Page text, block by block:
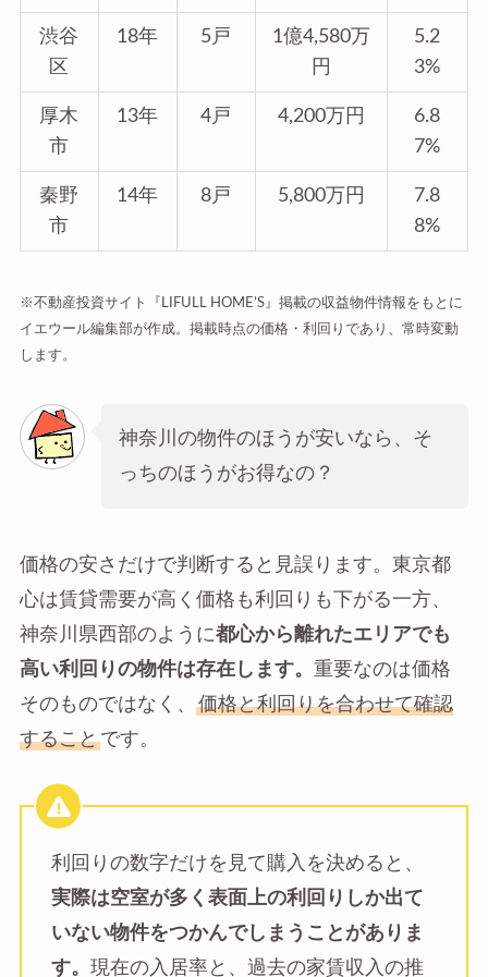
渋谷
区
18年 5戸
1億4,580万
円
5.2
3%
厚木
市
13年 4戸 4,200万円
6.8
7%
秦野
市
14年 8戸 5,800万円
7.8
8%
※不動産投資サイト『LIFULL HOME’S』掲載の収益物件情報をもとに
イエウール編集部が作成。掲載時点の価格・利回りであり、常時変動
します。
神奈川の物件のほうが安いなら、そ
っちのほうがお得なの？
価格の安さだけで判断すると見誤ります。東京都
心は賃貸需要が高く価格も利回りも下がる一方、
神奈川県西部のように都心から離れたエリアでも
高い利回りの物件は存在します。 重要なのは価格
そのものではなく、
価格と利回りを合わせて確認
することです。
利回りの数字だけを見て購入を決めると、
実際は空室が多く表面上の利回りしか出て
いない物件をつかんでしまうことがありま
す。 現在の入居率と、過去の家賃収入の推